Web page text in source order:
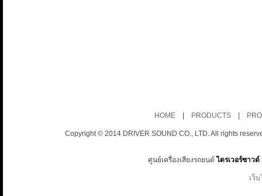
HOME| PRODUCTS|
Copyright © 2014 DRIVER SOUND CO., LTD. All rights
ศูนย์เครื่องเสียงรถยนต์ ไดรเวอร์ซาวด์
เว็